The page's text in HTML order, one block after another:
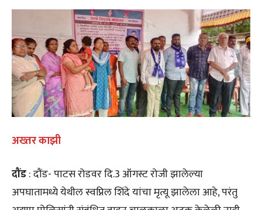
अख्तर काझी
दौंड: दौंड- पाटस रोडवर दि.3 ऑगस्ट रोजी झालेल्या
अपघातामध्ये येथील स्वप्निल शिंदे यांचा मृत्यू झालेला आहे, परंतु